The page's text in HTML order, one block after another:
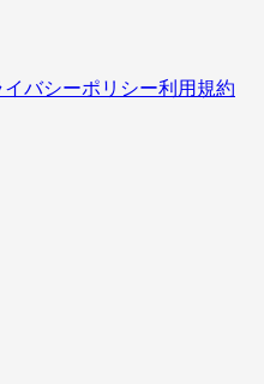
イバシーポリシー利用規約